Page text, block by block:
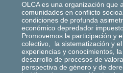
OLCA es una organización que
comunidades en conflicto
condiciones de profunda
económico depredador
Promovemos la participación y
colectivo, la sistematización y
experiencias y conocimientos,
desarrollo de procesos de
perspectiva de género y de